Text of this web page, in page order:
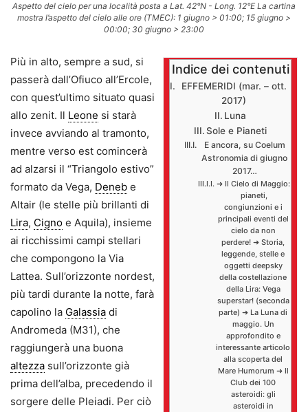
Aspetto del cielo per una località posta a Lat. 42°N - Long. 12°E La cartina
mostra l’aspetto del cielo alle ore (TMEC): 1 giugno > 01:00; 15 giugno >
00:00; 30 giugno > 23:00
Indice dei contenuti
EFFEMERIDI (mar. – ott.
2017)
Luna
Sole e Pianeti
E ancora, su Coelum
Astronomia di giugno
2017…
➜ Il Cielo di Maggio:
pianeti,
congiunzioni e i
principali eventi del
cielo da non
perdere! ➜ Storia,
leggende, stelle e
oggetti deepsky
della costellazione
della Lira: Vega
superstar! (seconda
parte) ➜ La Luna di
maggio. Un
approfondito e
interessante articolo
alla scoperta del
Mare Humorum ➜ Il
Club dei 100
asteroidi: gli
asteroidi in
Più in alto, sempre a sud, si
passerà dall’Ofiuco all’Ercole,
con quest’ultimo situato quasi
allo zenit. Il Leone si starà
invece avviando al tramonto,
mentre verso est comincerà
ad alzarsi il “Triangolo estivo”
formato da Vega, Deneb e
Altair (le stelle più brillanti di
Lira, Cigno e Aquila), insieme
ai ricchissimi campi stellari
che compongono la Via
Lattea. Sull’orizzonte nordest,
più tardi durante la notte, farà
capolino la Galassia di
Andromeda (M31), che
raggiungerà una buona
altezza sull’orizzonte già
prima dell’alba, precedendo il
sorgere delle Pleiadi. Per ciò